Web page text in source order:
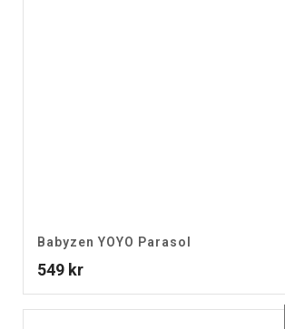
Babyzen YOYO Parasol
549 kr